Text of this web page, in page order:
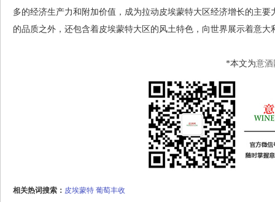
多的经济生产力和附加价值，成为拉动皮埃蒙特大区经济增长的主
的品质之外，还包含着皮埃蒙特大区的风土特色，向世界展示着意大
*本文为意酒
相关热词搜索： 皮埃蒙特 葡萄丰收